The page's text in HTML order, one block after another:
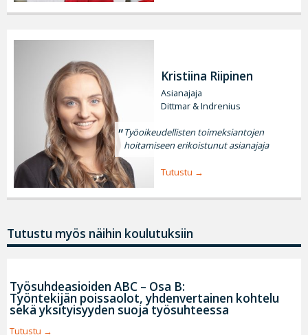
Kristiina Riipinen
Asianajaja
Dittmar & Indrenius
Työoikeudellisten toimeksiantojen
hoitamiseen erikoistunut asianajaja
Tutustu
Tutustu myös näihin koulutuksiin
Työsuhdeasioiden ABC – Osa B:
Työntekijän poissaolot, yhdenvertainen kohtelu
sekä yksityisyyden suoja työsuhteessa
Tutustu